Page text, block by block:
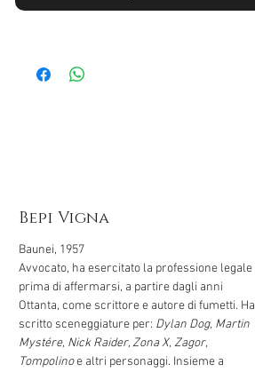
Bepi Vigna
Baunei, 1957
Avvocato, ha esercitato la professione legale
prima di affermarsi, a partire dagli anni
Ottanta, come scrittore e autore di fumetti. Ha
scritto sceneggiature per: Dylan Dog, Martin
Mystére, Nick Raider, Zona X, Zagor,
Tompolinoe altri personaggi. Insieme a